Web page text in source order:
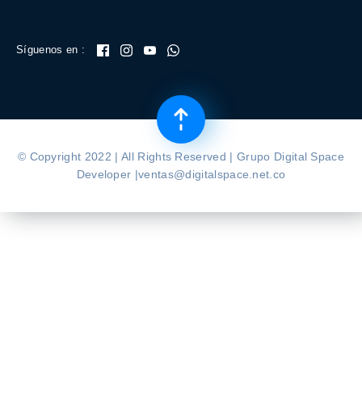
Síguenos en :
© Copyright 2022 | All Rights Reserved | Grupo Digital Space
Developer |ventas@digitalspace.net.co